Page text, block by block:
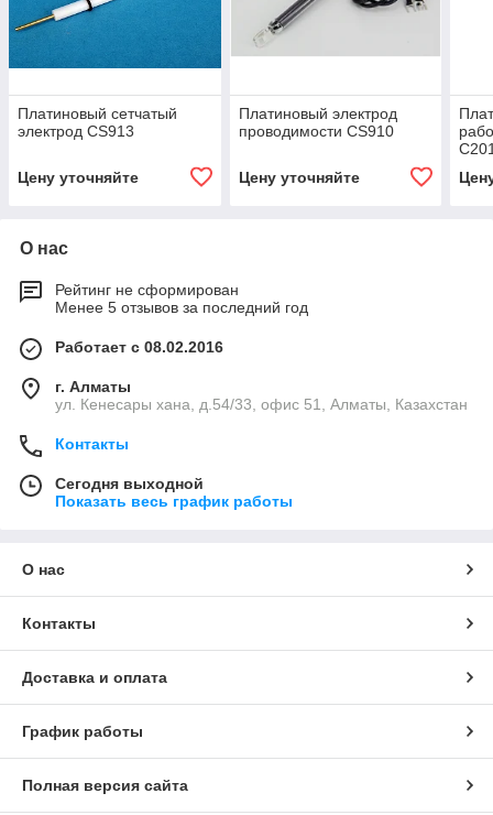
Платиновый сетчатый
электрод CS913
Цену уточняйте
Платиновый электрод
проводимости CS910
Цену уточняйте
О нас
Рейтинг не сформирован
Менее 5 отзывов за последний год
Работает с 08.02.2016
г. Алматы
ул. Кенесары хана, д.54/33, офис 51, Алматы, Казахстан
Контакты
Сегодня выходной
Показать весь график работы
О нас
Контакты
Доставка и оплата
График работы
Полная версия сайта